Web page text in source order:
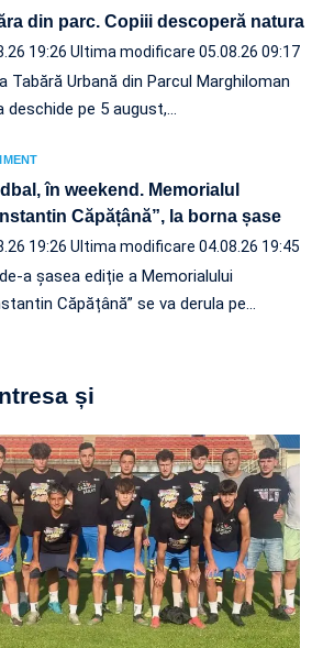
din parc. Copiii descoperă natura
19:26 Ultima modificare 05.08.26 09:17
Tabără Urbană din Parcul Marghiloman
deschide pe 5 august,…
în weekend. Memorialul
Căpățână”, la borna șase
19:26 Ultima modificare 04.08.26 19:45
a șasea ediție a Memorialului
Căpățână” se va derula pe…
și